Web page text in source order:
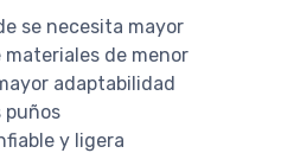
se necesita mayor
de menor
adaptabilidad
puños
y ligera